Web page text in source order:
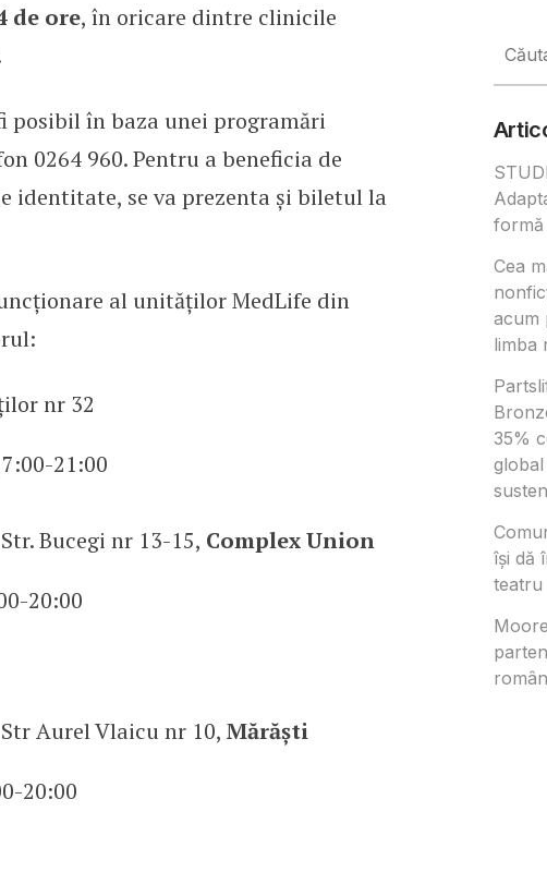
de ore, în oricare dintre clinicile
posibil în baza unei programări
0264 960. Pentru a beneficia de
identitate, se va prezenta și biletul la
al unităților MedLife din
nr 32
21:00
Bucegi nr 13-15, Complex Union
20:00
Aurel Vlaicu nr 10, Mărăști
20:00
după:
formă
Cea
acum
limba
35%
își dă
teatru